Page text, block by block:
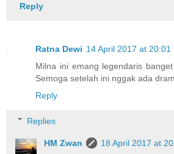
Reply
Ratna Dewi 14 April 2017 at 20:01
Milna ini emang legendaris
Semoga setelah ini nggak ada
Reply
Replies
HM Zwan
18 April 2017 at